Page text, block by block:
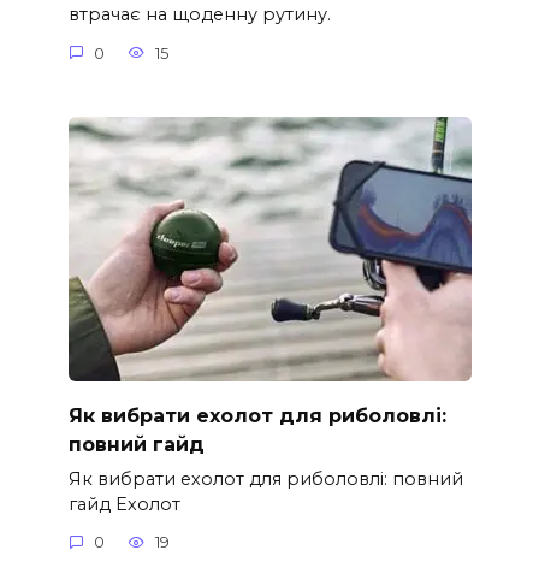
втрачає на щоденну рутину.
0 15
Як вибрати ехолот для риболовлі:
повний гайд
Як вибрати ехолот для риболовлі: повний
гайд Ехолот
0 19